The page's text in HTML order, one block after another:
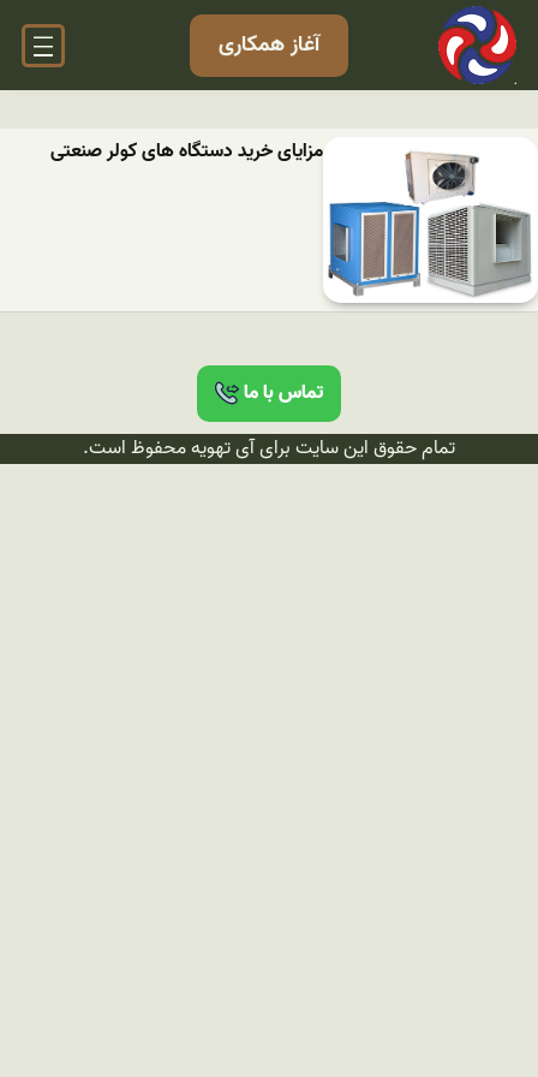
آغاز همکاری
مزایای خرید دستگاه های کولر صنعتی
تماس با ما
تمام حقوق این سایت برای آی تهویه محفوظ است.